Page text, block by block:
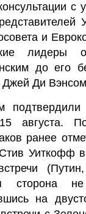
с
и
лидеры
до его
Ди
августа.
ранее
Стив Уиткофф
сторона
на